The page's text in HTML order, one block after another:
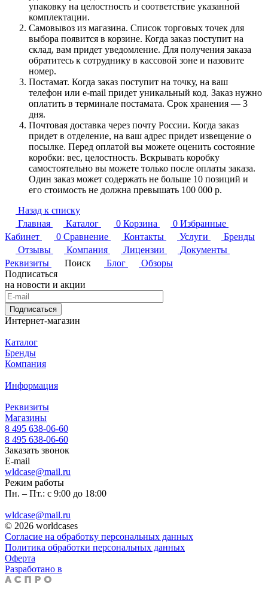
упаковку на целостность и соответствие указанной
комплектации.
Самовывоз из магазина. Список торговых точек для
выбора появится в корзине. Когда заказ поступит на
склад, вам придет уведомление. Для получения заказа
обратитесь к сотруднику в кассовой зоне и назовите
номер.
Постамат. Когда заказ поступит на точку, на ваш
телефон или e-mail придет уникальный код. Заказ нужно
оплатить в терминале постамата. Срок хранения — 3
дня.
Почтовая доставка через почту России. Когда заказ
придет в отделение, на ваш адрес придет извещение о
посылке. Перед оплатой вы можете оценить состояние
коробки: вес, целостность. Вскрывать коробку
самостоятельно вы можете только после оплаты заказа.
Один заказ может содержать не больше 10 позиций и
его стоимость не должна превышать 100 000 р.
Назад к списку
Главная
Каталог 0 Корзина 0 Избранные
Кабинет
0 Сравнение Контакты Услуги
Бренды
Отзывы
Компания Лицензии
Документы
Реквизиты
Поиск Блог
Обзоры
Подписаться
на новости и акции
Подписаться
Интернет-магазин
Каталог
Бренды
Компания
Информация
Реквизиты
Магазины
8 495 638-06-60
8 495 638-06-60
Заказать звонок
E-mail
wldcase@mail.ru
Режим работы
Пн. – Пт.: с 9:00 до 18:00
wldcase@mail.ru
© 2026 worldcases
Согласие на обработку персональных данных
Политика обработки персональных данных
Оферта
Разработано в